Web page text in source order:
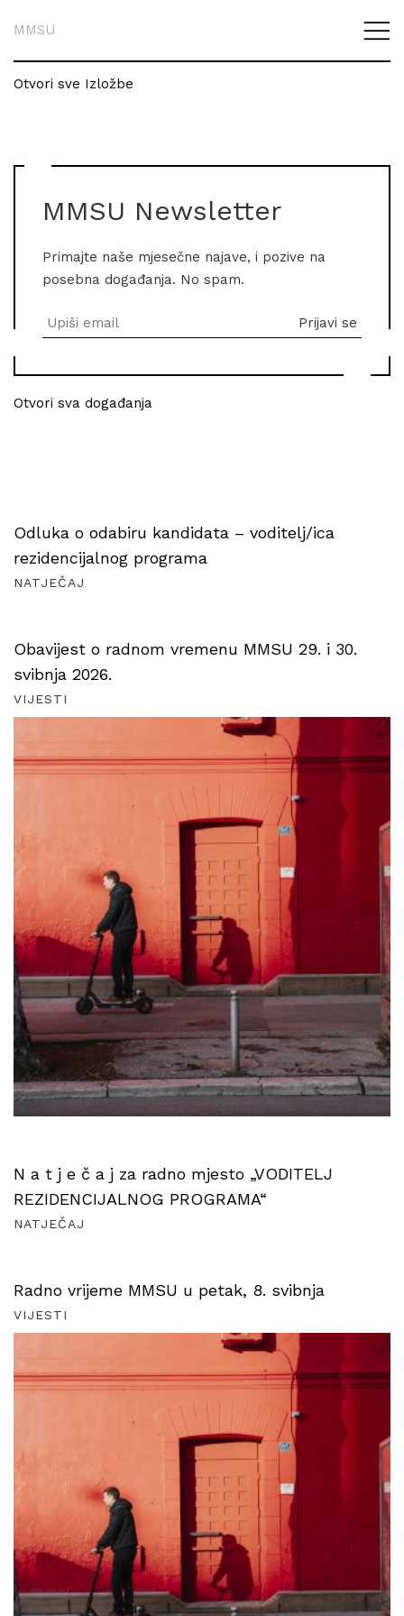
MMSU
Otvori sve Izložbe
MMSU Newsletter
Primajte naše mjesečne najave, i pozive na
posebna događanja. No spam.
Otvori sva događanja
Odluka o odabiru kandidata – voditelj/ica
rezidencijalnog programa
NATJEČAJ
Obavijest o radnom vremenu MMSU 29. i 30.
svibnja 2026.
VIJESTI
N a t j e č a j za radno mjesto „VODITELJ
REZIDENCIJALNOG PROGRAMA“
NATJEČAJ
Radno vrijeme MMSU u petak, 8. svibnja
VIJESTI